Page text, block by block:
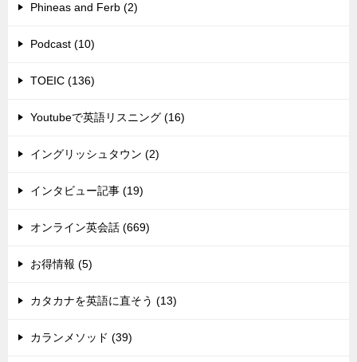
Phineas and Ferb (2)
Podcast (10)
TOEIC (136)
Youtubeで英語リスニング (16)
イングリッシュタウン (2)
インタビュー記事 (19)
オンライン英会話 (669)
お得情報 (5)
カタカナを英語に直そう (13)
カランメソッド (39)